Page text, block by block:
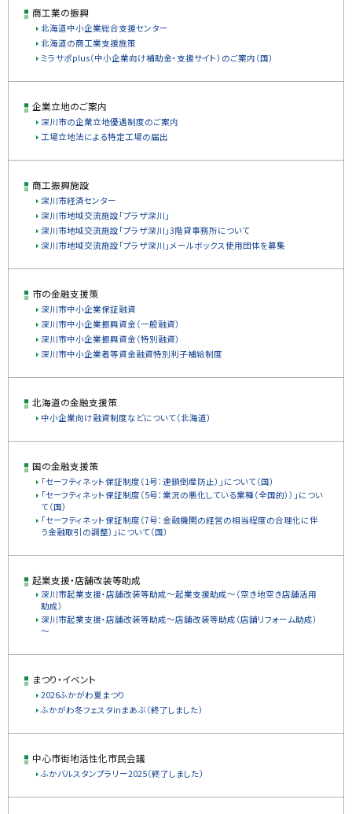
商工業の振興
北海道中小企業総合支援センター
北海道の商工業支援施策
ミラサポplus（中小企業向け補助金・支援サイト）のご案内（国）
企業立地のご案内
深川市の企業立地優遇制度のご案内
工場立地法による特定工場の届出
商工振興施設
深川市経済センター
深川市地域交流施設「プラザ深川」
深川市地域交流施設「プラザ深川」3階貸事務所について
深川市地域交流施設「プラザ深川」メールボックス使用団体を募集
市の金融支援策
深川市中小企業保証融資
深川市中小企業振興資金（一般融資）
深川市中小企業振興資金（特別融資）
深川市中小企業者等資金融資特別利子補給制度
北海道の金融支援策
中小企業向け融資制度などについて（北海道）
国の金融支援策
「セーフティネット保証制度（1号：連鎖倒産防止）」について（国）
「セーフティネット保証制度（5号：業況の悪化している業種（全国的））」につい
て（国）
「セーフティネット保証制度（7号：金融機関の経営の相当程度の合理化に伴
う金融取引の調整）」について（国）
起業支援・店舗改装等助成
深川市起業支援・店舗改装等助成～起業支援助成～（空き地空き店舗活用
助成）
深川市起業支援・店舗改装等助成～店舗改装等助成（店舗リフォーム助成）
～
まつり・イベント
2026ふかがわ夏まつり
ふかがわ冬フェスタinまあぶ（終了しました）
中心市街地活性化市民会議
ふかバルスタンプラリー2025（終了しました）